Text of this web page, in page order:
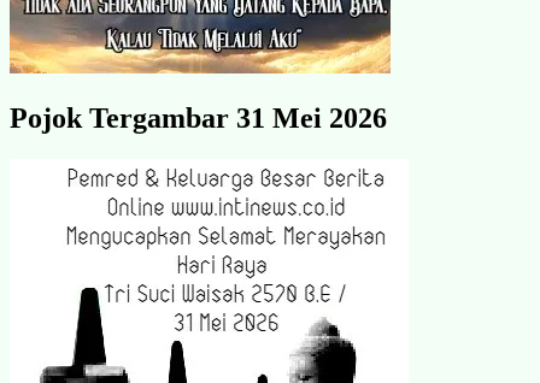
Pojok Tergambar 31 Mei 2026